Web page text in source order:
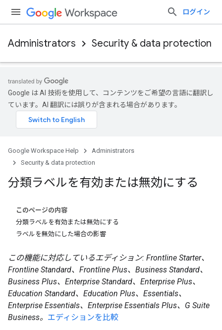
ログイン
Administrators Security & data protection
Google は AI 技術を使用して、コンテンツをご希望の言語に翻訳し
ています。AI 翻訳には誤りが含まれる場合があります。
Google Workspace Help
Administrators
Security & data protection
分類ラベルを有効または無効にする
このページの内容
分類ラベルを有効または無効にする
ラベルを無効にした場合の影響
この機能に対応しているエディション: Frontline Starter、
Frontline Standard、Frontline Plus、Business Standard、
Business Plus、Enterprise Standard、Enterprise Plus、
Education Standard、Education Plus、Essentials、
Enterprise Essentials、Enterprise Essentials Plus、G Suite
Business。 エディションを比較